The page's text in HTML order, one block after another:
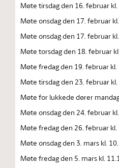
Møte tirsdag den 16. februar kl.
Møte onsdag den 17. februar
Møte onsdag den 17. februar
Møte torsdag den 18. februar
Møte fredag den 19. februar kl.
Møte tirsdag den 23. februar kl.
Møte for lukkede dører
Møte onsdag den 24. februar
Møte fredag den 26. februar kl.
Møte onsdag den 3. mars kl. 10.
Møte fredag den 5. mars kl.